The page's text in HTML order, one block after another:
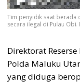
Tim penyidik saat berada
secara ilegal di Pulau Obi.
Direktorat
Polda Maluku
yang diduga